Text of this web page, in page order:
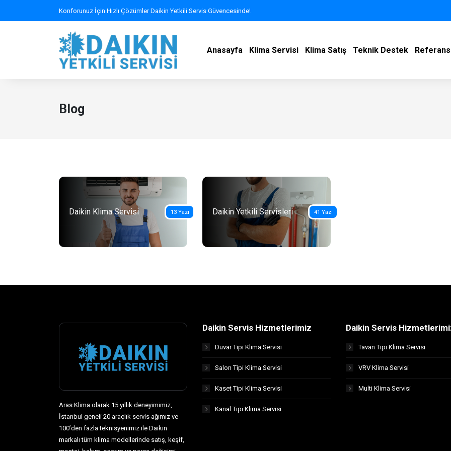
Konforunuz İçin Hızlı Çözümler Daikin Yetkili Servis Güvencesinde!
Anasayfa Klima Servisi Klima Satış Teknik Destek
Blog
13 Yazı
Daikin Klima Servisi 41 Yazı
Daikin Yetkili Servisleri
Aras Klima olarak 15 yıllık deneyimimiz,
İstanbul geneli 20 araçlık servis ağımız ve
100’den fazla teknisyenimiz ile Daikin
markalı tüm klima modellerinde satış, keşif,
Daikin Servis Hizmetlerimiz
Duvar Tipi Klima Servisi
Salon Tipi Klima Servisi
Kaset Tipi Klima Servisi
Kanal Tipi Klima Servisi
Daikin Servis
Tavan Tipi Klima Servisi
VRV Klima Servisi
Multi Klima Servisi